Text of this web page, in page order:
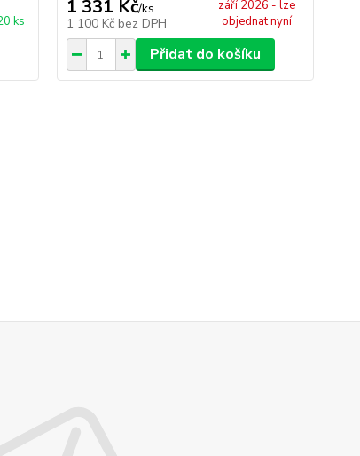
ks
1 331 Kč/ks
1 100 Kč bez DPH
září 2026 - lze
objednat nyní
Přidat do košíku